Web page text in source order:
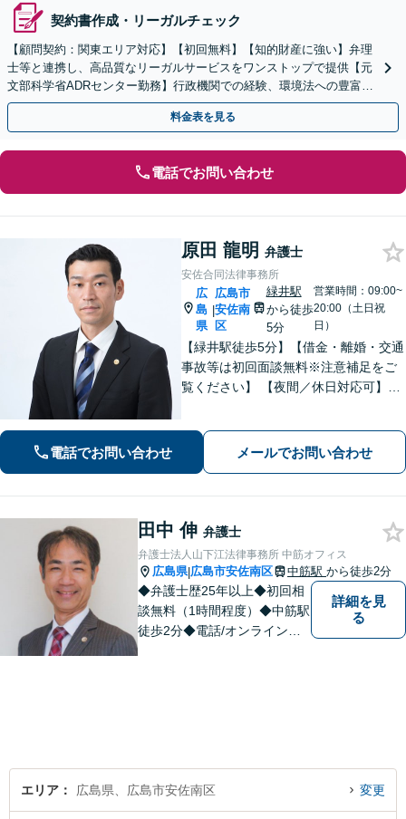
契約書作成・リーガルチェック
【顧問契約：関東エリア対応】【初回無料】【知的財産に強い】弁理
士等と連携し、高品質なリーガルサービスをワンストップで提供【元
文部科学省ADRセンター勤務】行政機関での経験、環境法への豊富な
知識を活かし、事業者さまの抱える問題を解決へ導きます
料金表を見る
電話でお問い合わせ
原田 龍明 弁護士
安佐合同法律事務所
広
島
県
|
広島市
安佐南
区
緑井駅
から徒歩
5分
営業時間：09:00~
20:00（土日祝
日）
【緑井駅徒歩5分】【借金・離婚・交通
事故等は初回面談無料※注意補足をご
覧ください】 【夜間／休日対応可】丁
を第一に考えたパートナー弁護士に。
早めのご相談が有利な解決の鍵です。
電話でお問い合わせ メールでお問い合わせ
田中 伸 弁護士
弁護士法人山下江法律事務所 中筋オフィス
広島県|広島市安佐南区 中筋駅 から徒歩2分
◆弁護士歴25年以上◆初回相
談無料（1時間程度）◆中筋駅
徒歩2分◆電話/オンライン相
します。
詳細を見
る
エリア 広島県、広島市安佐南区 変更